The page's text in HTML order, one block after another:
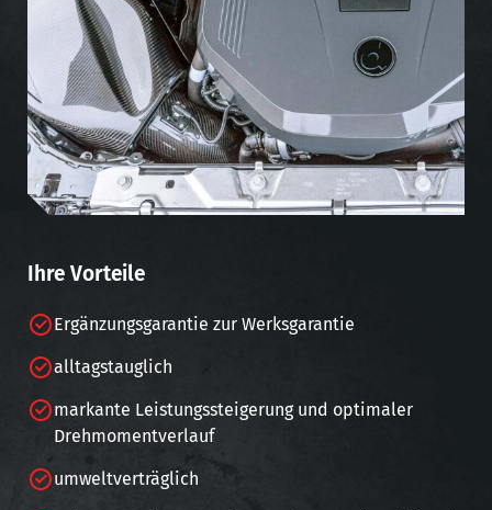
Ihre Vorteile
Ergänzungsgarantie zur Werksgarantie
alltagstauglich
markante Leistungssteigerung und optimaler
Drehmomentverlauf
umweltverträglich